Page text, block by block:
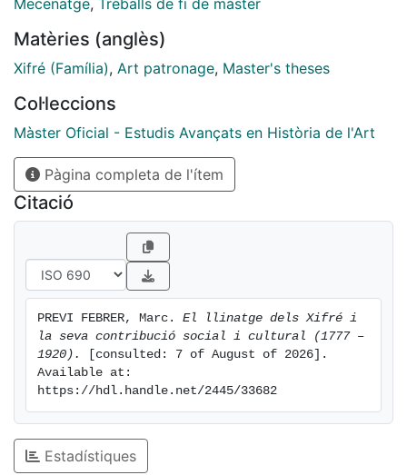
van jugar un paper protagonista. Amics de
banquers, artistes, científics, polítics, grans empresaris
Cuba, Estats Units, Anglaterra, França i Espanya,
impregnant-se de tota una sèrie de novetats i
d’inquietuds, i conformant un diàleg de gran riquesa
entre les grans potències internacionals i casa
nostra.
Mecenatge, Treballs de fi de màster
Matèries (anglès)
Xifré (Família), Art patronage, Master's theses
Col·leccions
Màster Oficial - Estudis Avançats en Història de l'Art
Pàgina completa de l'ítem
Citació
PREVI FEBRER, Marc. El llinatge dels Xifré i
la seva contribució social i cultural (1777 –
1920).
[consulted: 7 of August of 2026].
Available at:
https://hdl.handle.net/2445/33682
Estadístiques